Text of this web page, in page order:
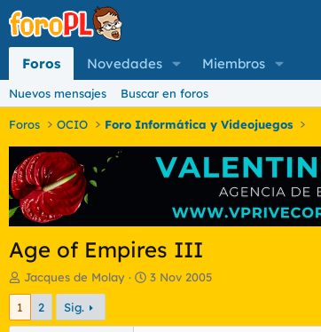
Foros Novedades Miembros
Nuevos mensajes Buscar en foros
Foros OCIO Foro Informática y Videojuegos
Age of Empires III
I
n
c
Jacques de Molay
F
h
3 Nov 2005
1 2 Sig.